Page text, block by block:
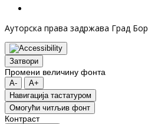
Ауторска права задржава Град Бор
Затвори
Промени величину фонта
A-
A+
Навигација тастатуром
Oмогући читљив фонт
Контраст